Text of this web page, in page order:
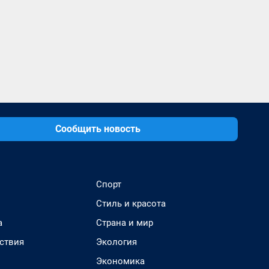
Сообщить новость
Спорт
Стиль и красота
Страна и мир
Экология
Экономика